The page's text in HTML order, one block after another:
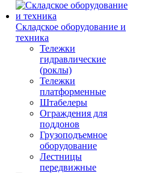
Складское оборудование и
техника
Тележки
гидравлические
(роклы)
Тележки
платформенные
Штабелеры
Ограждения для
поддонов
Грузоподъемное
оборудование
Лестницы
передвижные